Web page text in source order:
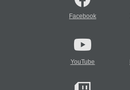
Facebook
YouTube